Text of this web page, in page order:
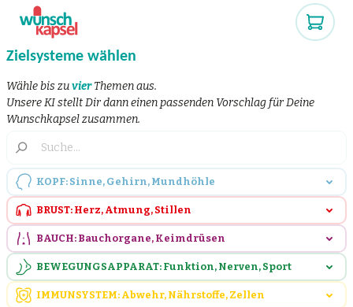
Zielsysteme wählen
Wähle bis zuvierThemen aus.
Unsere KI stellt Dir dann einen passenden Vorschlag für Deine
Wunschkapsel zusammen.
KOPF: Sinne, Gehirn, Mundhöhle
BRUST: Herz, Atmung, Stillen
BAUCH: Bauchorgane, Keimdrüsen
BEWEGUNGSAPPARAT: Funktion, Nerven, Sport
IMMUNSYSTEM: Abwehr, Nährstoffe, Zellen